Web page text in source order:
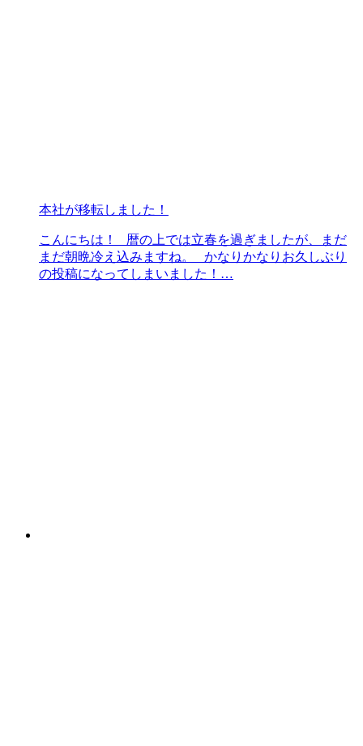
本社が移転しました！
こんにちは！ 暦の上では立春を過ぎましたが、まだ
まだ朝晩冷え込みますね。 かなりかなりお久しぶり
の投稿になってしまいました！…